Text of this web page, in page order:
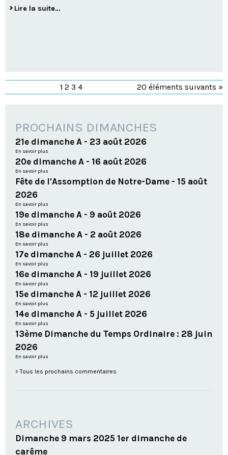
Lire la suite…
20 éléments suivants »
1 2 3 4
PROCHAINS DIMANCHES
21e dimanche A - 23 août 2026
En savoir plus
20e dimanche A - 16 août 2026
En savoir plus
Fête de l'Assomption de Notre-Dame - 15 août
2026
En savoir plus
19e dimanche A - 9 août 2026
En savoir plus
18e dimanche A - 2 août 2026
En savoir plus
17e dimanche A - 26 juillet 2026
En savoir plus
16e dimanche A - 19 juillet 2026
En savoir plus
15e dimanche A - 12 juillet 2026
En savoir plus
14e dimanche A - 5 juillet 2026
En savoir plus
13ème Dimanche du Temps Ordinaire : 28 juin
2026
En savoir plus
Tous les prochains commentaires
ARCHIVES
Dimanche 9 mars 2025 1er dimanche de
carême